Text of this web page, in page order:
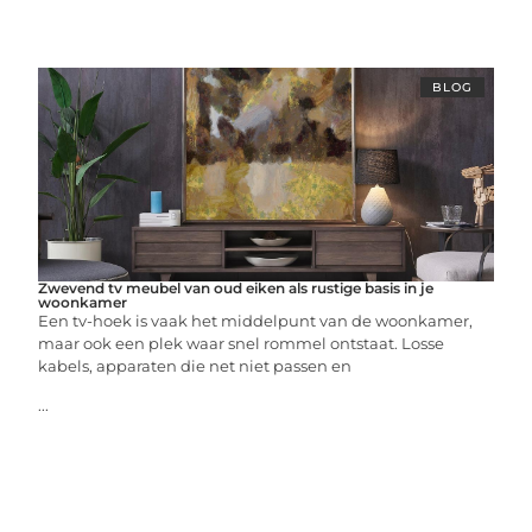
BLOG
Zwevend tv meubel van oud eiken als rustige basis in je
woonkamer
Een tv-hoek is vaak het middelpunt van de woonkamer,
maar ook een plek waar snel rommel ontstaat. Losse
kabels, apparaten die net niet passen en
...